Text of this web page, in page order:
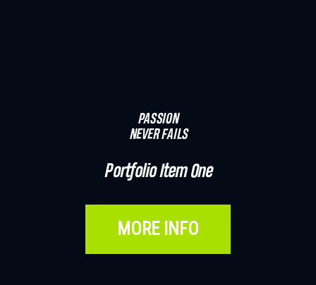
PASSION
NEVER FAILS
Portfolio Item One
MORE INFO